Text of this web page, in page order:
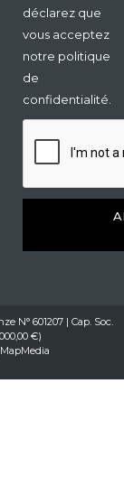
déclarez que
vous acceptez
notre politique
de
confidentialité.
N° 601207 | Cap. Soc.
€)
MapMedia